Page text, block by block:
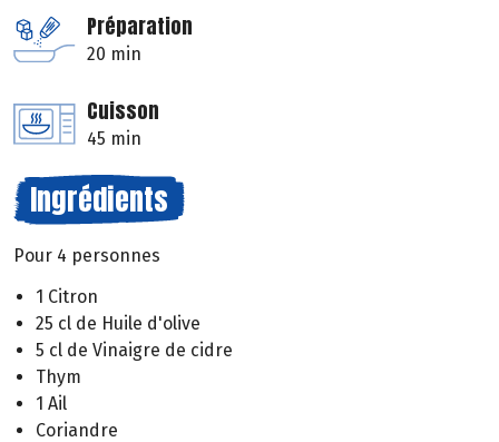
Préparation
20 min
Cuisson
45 min
Ingrédients
Pour 4 personnes
1 Citron
25 cl de Huile d'olive
5 cl de Vinaigre de cidre
Thym
1 Ail
Coriandre